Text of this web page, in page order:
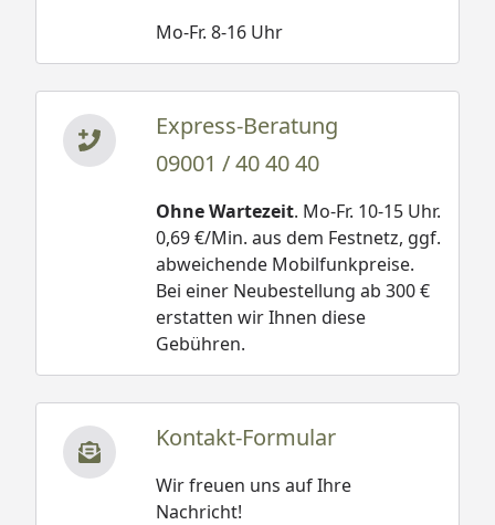
Mo-Fr. 8-16 Uhr
Express-Beratung
09001 / 40 40 40
Ohne Wartezeit. Mo-Fr. 10-15 Uhr.
0,69 €/Min. aus dem Festnetz, ggf.
abweichende Mobilfunkpreise.
Bei einer Neubestellung ab 300 €
erstatten wir Ihnen diese
Gebühren.
Kontakt-Formular
Wir freuen uns auf Ihre
Nachricht!